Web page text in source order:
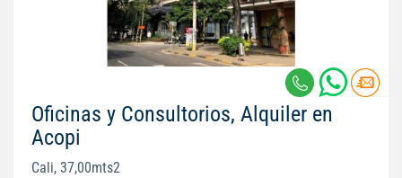
Oficinas y Consultorios, Alquiler en
Acopi
Cali, 37,00mts2